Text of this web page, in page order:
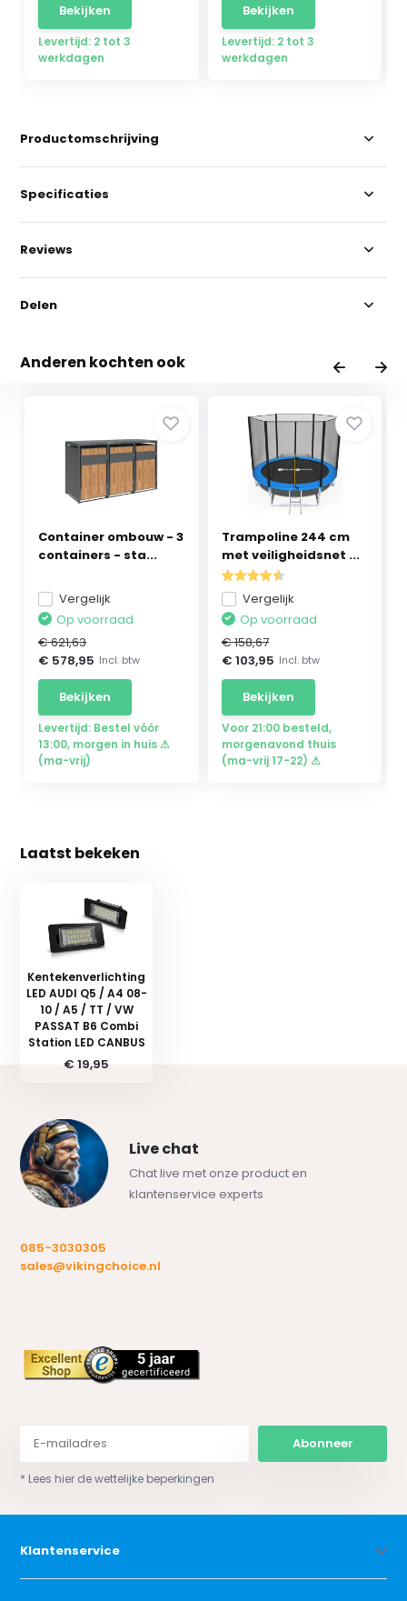
Bekijken
Levertijd: 2 tot 3
werkdagen
Bekijken
Levertijd: 2 tot 3
werkdagen
Productomschrijving
Specificaties
Reviews
Delen
Anderen kochten ook
Container ombouw - 3
containers - sta...
Vergelijk
Op voorraad
€ 621,63
€ 578,95 Incl. btw
Bekijken
Levertijd: Bestel vóór
13:00, morgen in huis ⚠
(ma-vrij)
Trampoline 244 cm
met veiligheidsnet ...
Vergelijk
Op voorraad
€ 158,67
€ 103,95 Incl. btw
Bekijken
Voor 21:00 besteld,
morgenavond thuis
(ma-vrij 17-22) ⚠
Laatst bekeken
Kentekenverlichting
LED AUDI Q5 / A4 08-
10 / A5 / TT / VW
PASSAT B6 Combi
Station LED CANBUS
€ 19,95
Live chat
Chat live met onze product en
klantenservice experts
085-3030305
sales@vikingchoice.nl
Abonneer
* Lees hier de wettelijke beperkingen
Klantenservice